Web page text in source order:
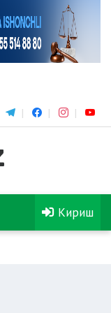
Кириш